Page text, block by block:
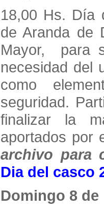
18,00 Hs. Día
de Aranda de
Mayor, para
necesidad del
como
seguridad.
finalizar la
aportados por
archivo para
Dia del casco
Domingo 8 de